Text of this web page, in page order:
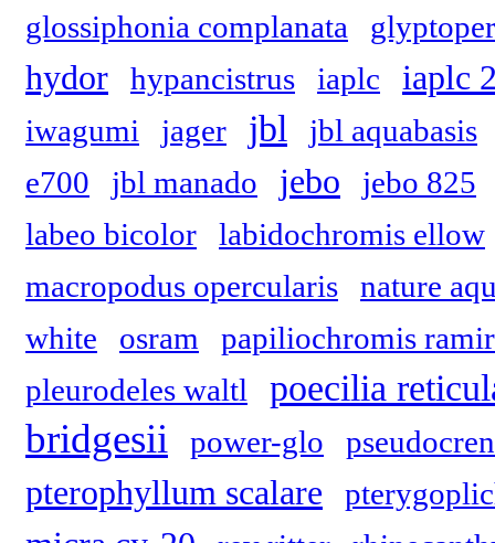
glossiphonia complanata
hydor hypancistrus iaplc iaplc
iwagumi jager jbl
jbl aquabasis
e700
jbl manado jebo
jebo 825
labeo bicolor
labidochromis ellow
macropodus opercularis
nature
white
osram
papiliochromis
pleurodeles waltl
poecilia
bridgesii power-glo
pterophyllum scalare